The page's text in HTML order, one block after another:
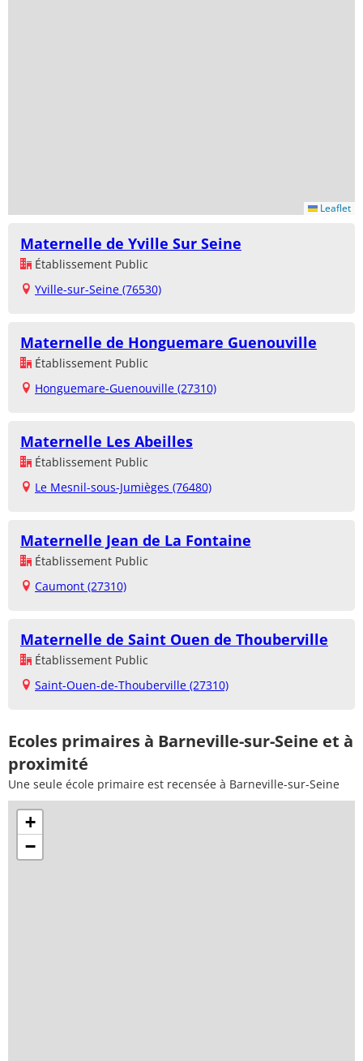
Leaflet
Maternelle de Yville Sur Seine
Établissement Public
Yville-sur-Seine (76530)
Maternelle de Honguemare Guenouville
Établissement Public
Honguemare-Guenouville (27310)
Maternelle Les Abeilles
Établissement Public
Le Mesnil-sous-Jumièges (76480)
Maternelle Jean de La Fontaine
Établissement Public
Caumont (27310)
Maternelle de Saint Ouen de Thouberville
Établissement Public
Saint-Ouen-de-Thouberville (27310)
Ecoles primaires à Barneville-sur-Seine et à
proximité
Une seule école primaire est recensée à Barneville-sur-Seine
+
−